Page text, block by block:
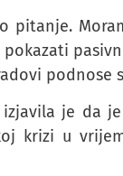
pitanje.
podnose
je da
krizi u